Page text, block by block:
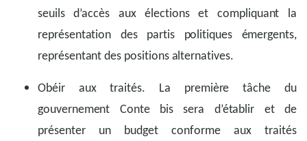
seuils d’accès aux élections et compliquant la
représentation des partis politiques émergents,
représentant des positions alternatives.
Obéir aux traités. La première tâche du
gouvernement Conte bis sera d’établir et de
présenter un budget conforme aux traités